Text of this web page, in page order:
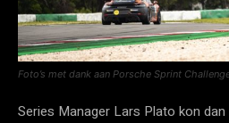
Foto’s met dank aan Porsche Sprint
Series Manager Lars Plato kon